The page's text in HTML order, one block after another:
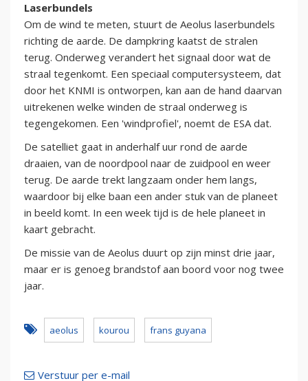
Laserbundels
Om de wind te meten, stuurt de Aeolus laserbundels
richting de aarde. De dampkring kaatst de stralen
terug. Onderweg verandert het signaal door wat de
straal tegenkomt. Een speciaal computersysteem, dat
door het KNMI is ontworpen, kan aan de hand daarvan
uitrekenen welke winden de straal onderweg is
tegengekomen. Een 'windprofiel', noemt de ESA dat.
De satelliet gaat in anderhalf uur rond de aarde
draaien, van de noordpool naar de zuidpool en weer
terug. De aarde trekt langzaam onder hem langs,
waardoor bij elke baan een ander stuk van de planeet
in beeld komt. In een week tijd is de hele planeet in
kaart gebracht.
De missie van de Aeolus duurt op zijn minst drie jaar,
maar er is genoeg brandstof aan boord voor nog twee
jaar.
aeolus kourou frans guyana
Verstuur per e-mail